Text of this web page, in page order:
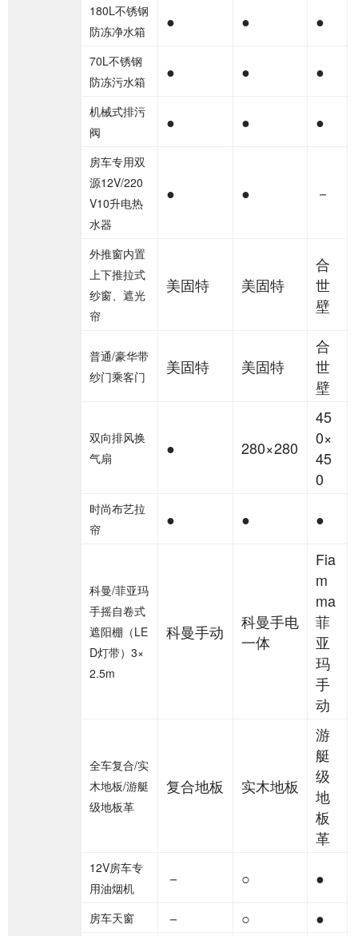
180L不锈钢
防冻净水箱
● ● ●
70L不锈钢
防冻污水箱
● ● ●
机械式排污
阀
● ● ●
房车专用双
源12V/220
V10升电热
水器
● ● －
外推窗内置
上下推拉式
纱窗、遮光
帘
美固特 美固特
合
世
壁
普通/豪华带
纱门乘客门
美固特 美固特
合
世
壁
双向排风换
气扇
● 280×280
45
0×
45
0
时尚布艺拉
帘
● ● ●
科曼/菲亚玛
手摇自卷式
遮阳棚（LE
D灯带）3×
2.5m
科曼手动
科曼手电
一体
Fia
m
ma
菲
亚
玛
手
动
全车复合/实
木地板/游艇
级地板革
复合地板 实木地板
游
艇
级
地
板
革
12V房车专
用油烟机
－ ○ ●
房车天窗 － ○ ●